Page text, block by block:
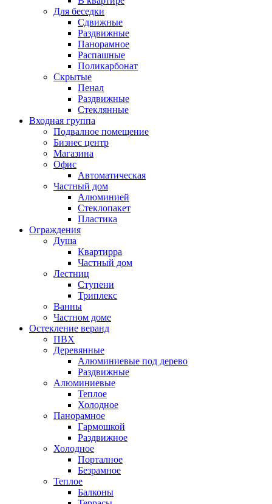
Для беседки
Сдвижные
Раздвижные
Панорамное
Распашные
Поликарбонат
Скрытые
Пенал
Раздвижные
Стеклянные
Входная группа
Подвалное помещение
Бизнес центр
Магазина
Офис
Автоматическая
Частный дом
Алюминией
Стеклопакет
Пластика
Ограждения
Душа
Квартирра
Частный дом
Лестниц
Ступени
Триплекс
Ванны
Частном доме
Остекление веранд
ПВХ
Деревянные
Алюминиевые под дерево
Раздвижные
Алюминиевые
Теплое
Холодное
Панорамное
Гармошкой
Раздвижное
Холодное
Порталное
Безрамное
Теплое
Балконы